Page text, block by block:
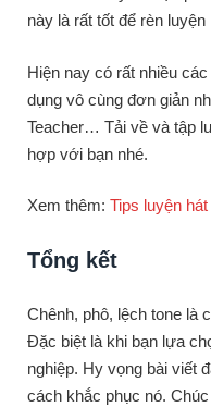
này là rất tốt để rèn
Hiện nay có rất nhiều
dụng vô cùng đơn giản
Teacher… Tải về và tập
hợp với bạn nhé.
Xem thêm: Tips luyện hát
Tổng kết
Chênh, phô, lệch tone là
Đặc biệt là khi bạn lựa
nghiệp. Hy vọng bài viết
cách khắc phục nó.